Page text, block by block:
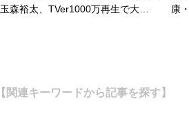
玉森裕太、TVer1000万再生で大…
康
【関連キーワードから記事を探す】